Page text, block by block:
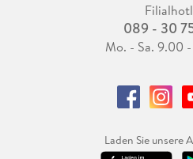
089 - 30
Mo. - Sa. 9.00
Laden Sie unsere